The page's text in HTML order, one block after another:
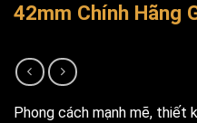
42mm Chính Hãng
Phong cách mạnh mẽ, thiết